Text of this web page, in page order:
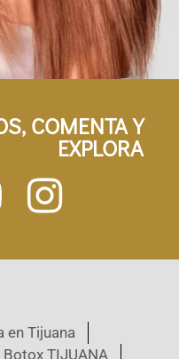
COMENTA Y
EXPLORA
en Tijuana
Botox TIJUANA